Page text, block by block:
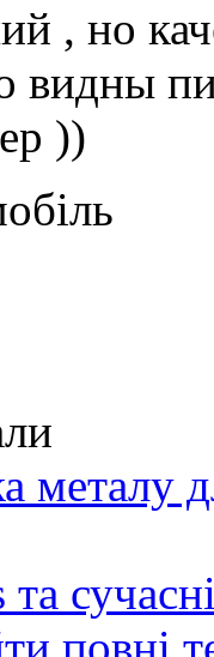
, но
видны
))
металу
повні